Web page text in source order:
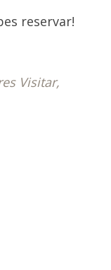
reservar!
Visitar,